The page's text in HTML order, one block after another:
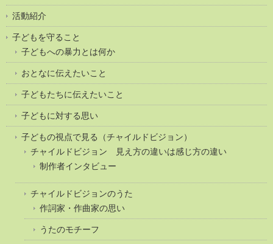
活動紹介
子どもを守ること
子どもへの暴力とは何か
おとなに伝えたいこと
子どもたちに伝えたいこと
子どもに対する思い
子どもの視点で見る（チャイルドビジョン）
チャイルドビジョン 見え方の違いは感じ方の違い
制作者インタビュー
チャイルドビジョンのうた
作詞家・作曲家の思い
うたのモチーフ